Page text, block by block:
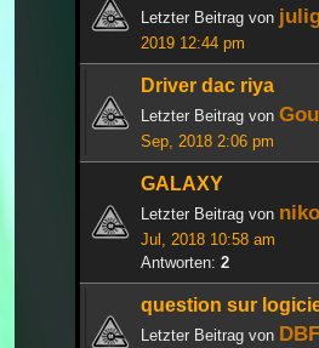
Letzter Beitrag von
2019 12:44 pm
Driver dac riya
Letzter Beitrag von
Sep, 2018 2:06 pm
GALAXY
Letzter Beitrag von
Jul, 2018 10:58 am
Antworten: 2
question sur
Letzter Beitrag von